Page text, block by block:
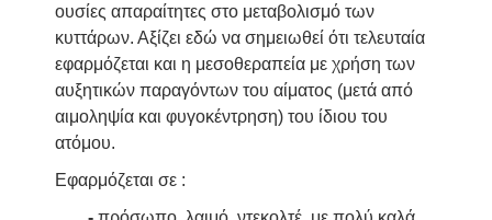
ουσίες απαραίτητες στο μεταβολισμό των
κυττάρων. Αξίζει εδώ να σημειωθεί ότι τελευταία
εφαρμόζεται και η μεσοθεραπεία με χρήση των
αυξητικών παραγόντων του αίματος (μετά από
αιμοληψία και φυγοκέντρηση) του ίδιου του
ατόμου.
Εφαρμόζεται σε :